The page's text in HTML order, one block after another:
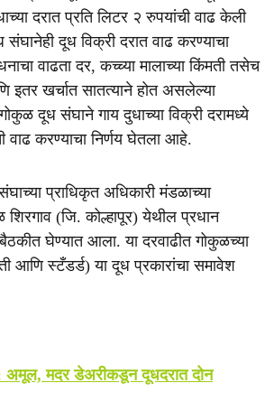
दरात प्रति लिटर २ रुपयांची वाढ केली
दूध विक्री दरात वाढ करण्याचा
वाढता दर, कच्च्या मालाच्या किंमती तसेच
खर्चात सातत्याने होत असलेल्या
गोकुळ दूध संघाने गाय दुधाच्या विक्री दरामध्ये
वाढ करण्याचा निर्णय घेतला आहे.
प्राधिकृत अधिकारी मंडळाच्या
शिरगाव (जि. कोल्हापूर) येथील प्रधान
बैठकीत घेण्यात आला. या दरवाढीत गोकुळच्या
आणि स्टँडर्ड) या दूध प्रकारांचा समावेश
मदर डेअरीकडून दूधदरात दोन